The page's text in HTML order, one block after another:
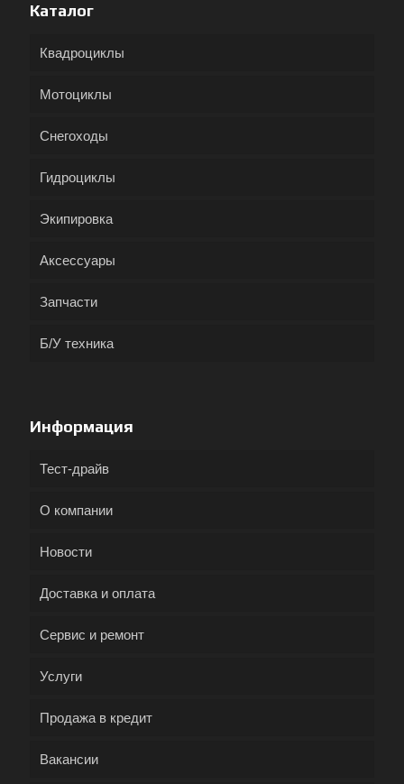
Каталог
Квадроциклы
Мотоциклы
Снегоходы
Гидроциклы
Экипировка
Аксессуары
Запчасти
Б/У техника
Информация
Тест-драйв
О компании
Новости
Доставка и оплата
Сервис и ремонт
Услуги
Продажа в кредит
Вакансии